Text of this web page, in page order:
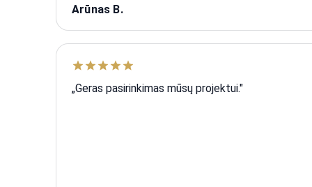
Arūnas B.
„Geras pasirinkimas mūsų projektui."